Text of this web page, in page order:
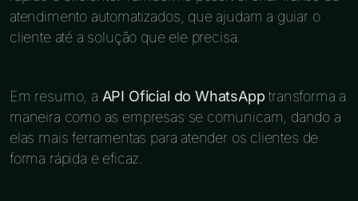
atendimento automatizados, que ajudam a guiar o
cliente até a solução que ele precisa.
Em resumo, a API Oficial do WhatsApp transforma a
maneira como as empresas se comunicam, dando a
elas mais ferramentas para atender os clientes de
forma rápida e eficaz.